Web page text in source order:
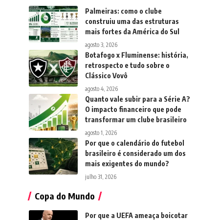
Palmeiras: como o clube
construiu uma das estruturas
mais fortes da América do Sul
agosto 3, 2026
Botafogo x Fluminense: história,
retrospecto e tudo sobre o
Clássico Vovô
agosto 4, 2026
Quanto vale subir para a Série A?
O impacto financeiro que pode
transformar um clube brasileiro
agosto 1, 2026
Por que o calendário do futebol
brasileiro é considerado um dos
mais exigentes do mundo?
julho 31, 2026
Copa do Mundo
Por que a UEFA ameaça boicotar